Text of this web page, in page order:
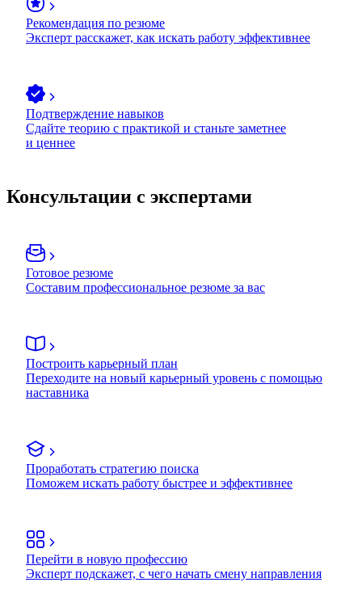
Рекомендация по резюме
Эксперт расскажет, как искать работу эффективнее
Подтверждение навыков
Сдайте теорию с практикой и станьте заметнее
и ценнее
Консультации с экспертами
Готовое резюме
Составим профессиональное резюме за вас
Построить карьерный план
Переходите на новый карьерный уровень с помощью
наставника
Проработать стратегию поиска
Поможем искать работу быстрее и эффективнее
Перейти в новую профессию
Эксперт подскажет, с чего начать смену направления